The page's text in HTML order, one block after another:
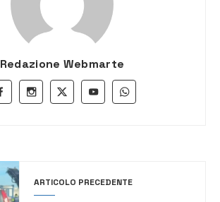
Redazione Webmarte
ARTICOLO PRECEDENTE